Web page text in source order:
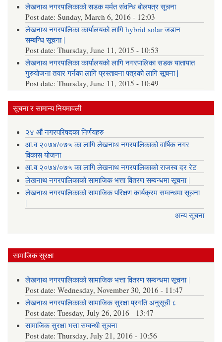
लेखनाथ नगरपालिकाको सडक मर्मत संवन्धि बोलपत्र सूचना
Post date:Sunday, March 6, 2016 - 12:03
लेखनाथ नगरपालिका कार्यालयको लागि hybrid solar जडान
सम्बन्धि सूचना |
Post date:Thursday, June 11, 2015 - 10:53
लेखनाथ नगरपालिका कार्यालयको लागि नगरपालिका सडक यातायात
गुरुयोजना तयार गर्नका लागि प्रस्तावना पत्रको लागि सूचना |
Post date:Thursday, June 11, 2015 - 10:49
सूचना र सामान्य नियमावली
२४ औं नगरपरिषदका निर्णयहरु
आ.व २०७४/०७५ का लागि लेखनाथ नगरपालिकाको वार्षिक नगर
विकास योजना
आ.व २०७४/०७५ का लागि लेखनाथ नगरपालिकाको राजस्व दर रेट
लेखनाथ नगरपालिकाको सामाजिक भत्ता वितरण सम्वन्धमा सूचना |
लेखनाथ नगरपालिकाको सामाजिक परिक्षण कार्यक्रम सम्वन्धमा सूचना
|
अन्य सूचना
सामाजिक सुरक्षा
लेखनाथ नगरपालिकाको सामाजिक भत्ता वितरण सम्वन्धमा सूचना |
Post date:Wednesday, November 30, 2016 - 11:47
लेखनाथ नगरपालिकाको सामाजिक सुरक्षा प्रगति अनुसूची ८
Post date:Tuesday, July 26, 2016 - 13:47
सामाजिक सुरक्षा भत्ता सम्वन्धी सूचना
Post date:Thursday, July 21, 2016 - 10:56